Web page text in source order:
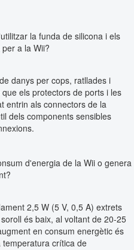
la funda de silicona i els
a la Wii?
danys per cops, ratllades i
els protectors de ports i les
entrin als connectors de la
dels components sensibles
d'energia de la Wii o genera
2,5 W (5 V, 0,5 A) extrets
és baix, al voltant de 20-25
en consum energètic és
temperatura crítica de